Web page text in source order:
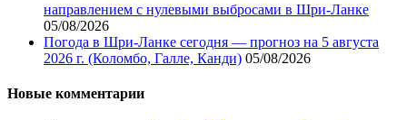
направлением с нулевыми выбросами в Шри-Ланке
05/08/2026
Погода в Шри-Ланке сегодня — прогноз на 5 августа
2026 г. (Коломбо, Галле, Канди) 05/08/2026
Новые комментарии